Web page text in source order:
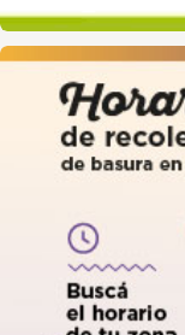
quilmes